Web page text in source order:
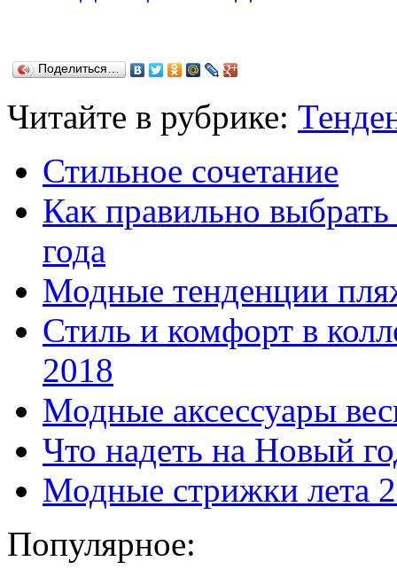
Поделиться…
Читайте в рубрике:
Стильное сочетание
Как правильно
года
Модные тенденции
Стиль и комфорт в
2018
Модные аксессуары
Что надеть на Новый
Модные стрижки лета
Популярное: